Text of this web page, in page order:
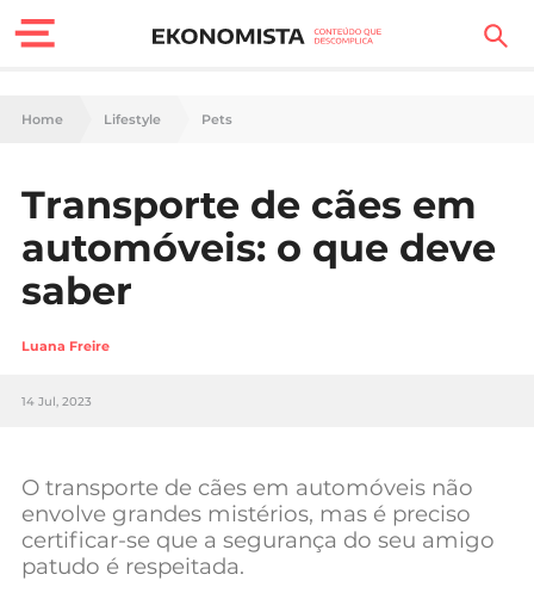
Finanças Pessoais
Carreira
Casa
Lifestyle
Sociedade
Negócios
Mundial 2026
Home Lifestyle Pets
Transporte de cães em
automóveis: o que deve
saber
Luana Freire
14 Jul, 2023
O transporte de cães em automóveis não
envolve grandes mistérios, mas é preciso
certificar-se que a segurança do seu amigo
patudo é respeitada.